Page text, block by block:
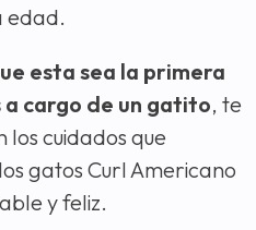
edad.
esta sea la primera
cargo de un gatito, te
los cuidados que
gatos Curl Americano
y feliz.